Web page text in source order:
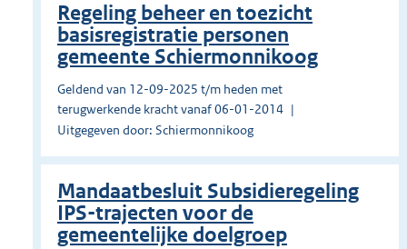
Regeling beheer en toezicht
basisregistratie personen
gemeente Schiermonnikoog
Geldend van 12-09-2025 t/m heden met
terugwerkende kracht vanaf 06-01-2014
Uitgegeven door: Schiermonnikoog
Mandaatbesluit Subsidieregeling
IPS-trajecten voor de
gemeentelijke doelgroep